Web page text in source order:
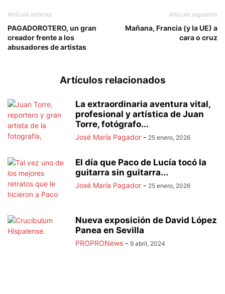
Artículo anterior
PAGADOROTERO, un gran
creador frente a los
abusadores de artistas
Artículo siguiente
Mañana, Francia (y la UE) a
cara o cruz
Artículos relacionados
La extraordinaria aventura vital,
profesional y artística de Juan
Torre, fotógrafo...
José María Pagador - 25 enero, 2026
El día que Paco de Lucía tocó la
guitarra sin guitarra...
José María Pagador - 25 enero, 2026
Nueva exposición de David López
Panea en Sevilla
PROPRONews - 9 abril, 2024